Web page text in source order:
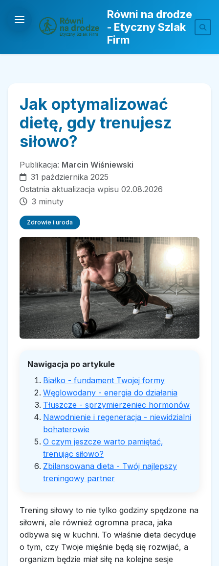
Równi na drodze
- Etyczny Szlak
Firm
Jak optymalizować
dietę, gdy trenujesz
siłowo?
Publikacja: Marcin Wiśniewski
31 października 2025
Ostatnia aktualizacja wpisu 02.08.2026
3 minuty
Zdrowie i uroda
Nawigacja po artykule
Białko - fundament Twojej formy
Węglowodany - energia do działania
Tłuszcze - sprzymierzeniec hormonów
Nawodnienie i regeneracja - niewidzialni
bohaterowie
O czym jeszcze warto pamiętać,
trenując siłowo?
Zbilansowana dieta - Twój najlepszy
treningowy partner
Trening siłowy to nie tylko godziny spędzone na
siłowni, ale również ogromna praca, jaka
odbywa się w kuchni. To właśnie dieta decyduje
o tym, czy Twoje mięśnie będą się rozwijać, a
organizm będzie miał siłę na kolejne sesje